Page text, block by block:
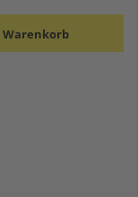
Warenkorb